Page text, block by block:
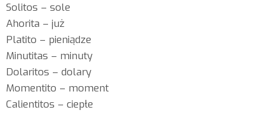
Solitos – sole
Ahorita – już
Platito – pieniądze
Minutitas – minuty
Dolaritos – dolary
Momentito – moment
Calientitos – ciepłe